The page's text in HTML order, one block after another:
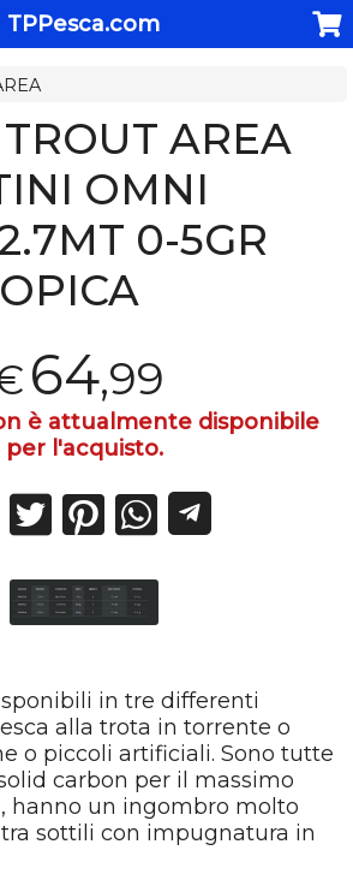
TPPesca.com
AREA
OMNI
0-5GR
64,99
è attualmente disponibile
per l'acquisto.
in tre differenti
alla trota in torrente o
o piccoli artificiali. Sono tutte
carbon per il massimo
hanno un ingombro molto
sottili con impugnatura in